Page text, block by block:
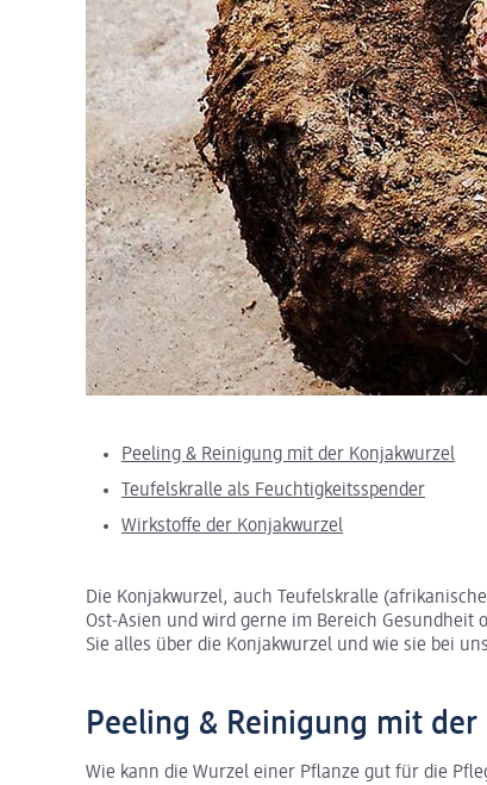
Peeling & Reinigung mit der Konjakwurzel
Teufelskralle als Feuchtigkeitsspender
Wirkstoffe der Konjakwurzel
Die Konjakwurzel, auch Teufelskralle
Ost-Asien und wird gerne im Bereich Gesundheit
Sie alles über die Konjakwurzel und wie sie bei
Peeling & Reinigung mit
Wie kann die Wurzel einer Pflanze gut für die